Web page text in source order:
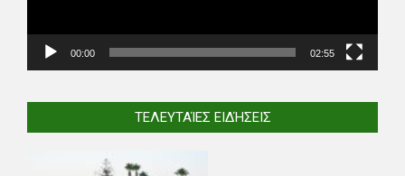
00:00 02:55
ΤΕΛΕΥΤΑΊΕΣ ΕΙΔΉΣΕΙΣ